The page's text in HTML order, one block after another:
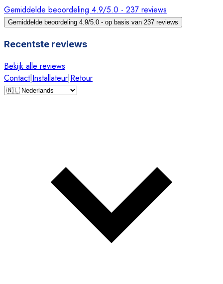
Gemiddelde beoordeling 4.9/5.0 - 237 reviews
Gemiddelde beoordeling 4.9/5.0 - op basis van 237 reviews
Recentste reviews
Bekijk alle reviews
Contact|Installateur|Retour